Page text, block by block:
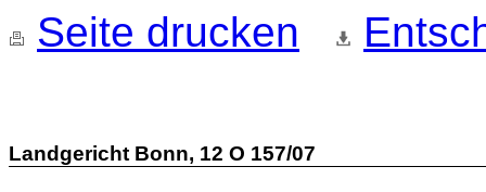
Seite drucken
Landgericht Bonn, 12 O 157/07